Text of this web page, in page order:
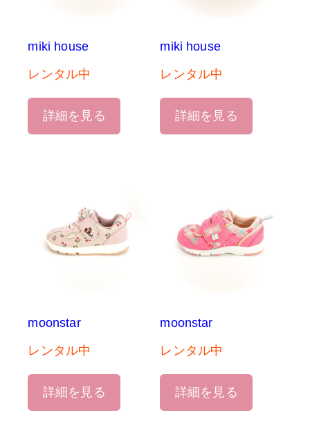
miki house
レンタル中
詳細を見る
miki house
レンタル中
詳細を見る
moonstar
レンタル中
詳細を見る
moonstar
レンタル中
詳細を見る